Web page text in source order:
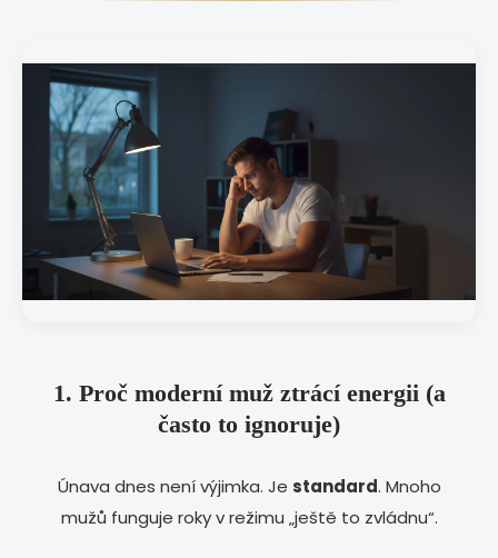
1. Proč moderní muž ztrácí energii (a
často to ignoruje)
Únava dnes není výjimka. Je standard. Mnoho
mužů funguje roky v režimu „ještě to zvládnu“.